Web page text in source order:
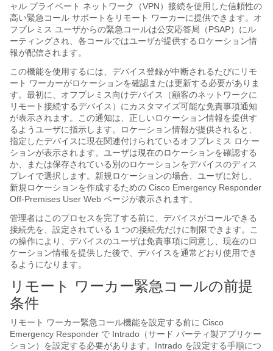
ャル プライベート ネットワーク（VPN）接続を使用した信頼性の
高い緊急コール サポートをリモート ワーカーに提供できます。オ
フプレミス ユーザからの緊急コールは公安応答局（PSAP）にル
ーティングされ、各コールではユーザが提供するロケーション情
報が配信されます。
この機能を使用するには、デバイス登録が中断されるたびにリモ
ート ワーカーがロケーションを確認または更新する必要がありま
す。最初に、オフプレミス向けデバイス（顧客のネットワークに
リモート接続するデバイス）にカスタマイズ可能な免責事項通知
が表示されます。この通知は、正しいロケーション情報を提供す
るようユーザに指示します。ロケーション情報が提供されると、
指定したデバイスに現在関連付けられているオフプレミス ロケー
ションが表示されます。ユーザは現在のロケーションを確認する
か、または保存されている別のロケーションをデバイスのディス
プレイで選択します。新規ロケーションの場合、ユーザに対し、
新規ロケーションを作成するための Cisco Emergency Responder
Off-Premises User Web ページが表示されます。
管理者はこのプロセスを完了する前に、デバイスがコールできる
接続先を、設定されている 1 つの接続先だけに制限できます。こ
の操作により、デバイスのユーザは免責事項に同意し、現在のロ
ケーション情報を提供した後で、デバイスを通常どおり使用でき
るようになります。
リモート ワーカー緊急コールの前提
条件
リモート ワーカー緊急コール機能を設定する前に Cisco
Emergency Responder で Intrado（サード パーティ製アプリケー
ション）を設定する必要があります。Intrado を設定する手順につ